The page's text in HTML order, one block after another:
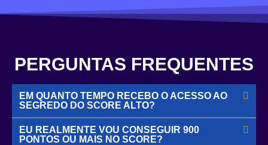
PERGUNTAS FREQUENTES
EM QUANTO TEMPO RECEBO O ACESSO AO
SEGREDO DO SCORE ALTO?
EU REALMENTE VOU CONSEGUIR 900
PONTOS OU MAIS NO SCORE?